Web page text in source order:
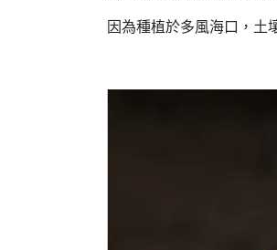
因為種植於多風海口，土